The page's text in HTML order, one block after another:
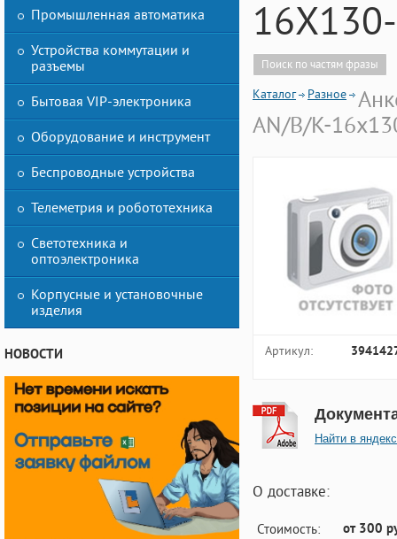
Промышленная автоматика
Устройства коммутации и
разъемы
Бытовая VIP-электроника
Оборудование и инструмент
Беспроводные устройства
Телеметрия и робототехника
Светотехника и
оптоэлектроника
Корпусные и установочные
изделия
НОВОСТИ
Поиск по частям фразы
Каталог Разное
AN/B/K-
Артикул:
Найти в яндекс
О доставке:
Стоимость: от 300